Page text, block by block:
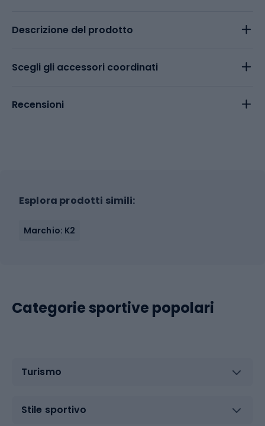
Descrizione del prodotto
Scegli gli accessori coordinati
Recensioni
Esplora prodotti simili:
Marchio: K2
Categorie sportive popolari
Turismo
Stile sportivo